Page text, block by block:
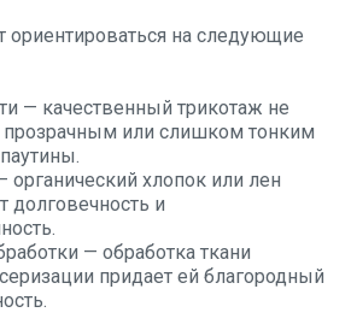
ориентироваться на следующие
— качественный трикотаж не
или слишком тонким
органический хлопок или лен
долговечность и
— обработка ткани
придает ей благородный